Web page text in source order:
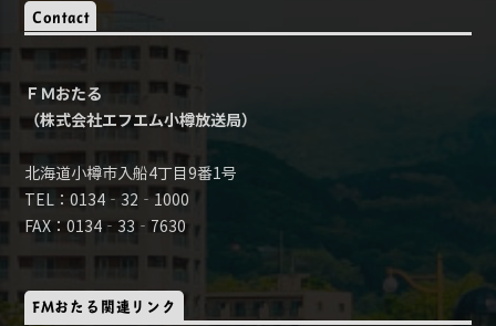
Contact
ＦＭおたる
（株式会社エフエム小樽放送局）
北海道小樽市入船4丁目9番1号
TEL：0134‐32‐1000
FAX：0134‐33‐7630
FMおたる関連リンク